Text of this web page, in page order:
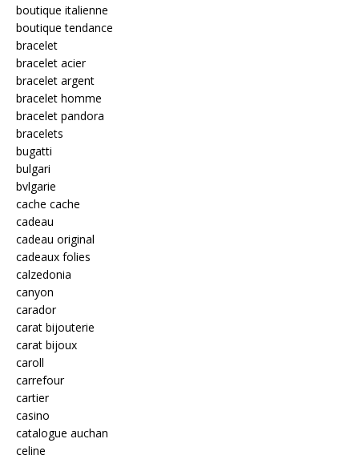
boutique italienne
boutique tendance
bracelet
bracelet acier
bracelet argent
bracelet homme
bracelet pandora
bracelets
bugatti
bulgari
bvlgarie
cache cache
cadeau
cadeau original
cadeaux folies
calzedonia
canyon
carador
carat bijouterie
carat bijoux
caroll
carrefour
cartier
casino
catalogue auchan
celine